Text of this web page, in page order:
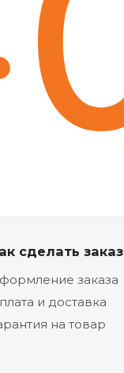
сделать заказ
заказа
и доставка
на товар